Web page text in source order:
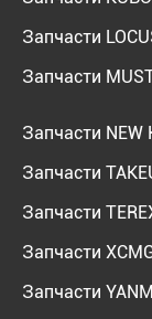
Запчасти
Запчасти
Запчасти NEW
Запчасти
Запчасти
Запчасти
Запчасти